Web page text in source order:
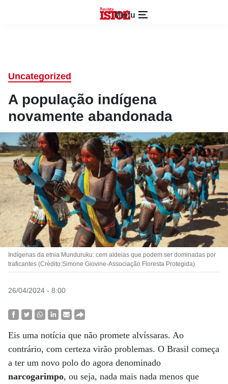
Menu
Uncategorized
A população indígena
novamente abandonada
Indígenas da etnia Munduruku: cem aldeias que podem ser dominadas por
traficantes (Crédito:Simone Giovine-Associação Floresta Protegida)
26/04/2024 - 8:00
Eis uma notícia que não promete alvíssaras. Ao
contrário, com certeza virão problemas. O Brasil começa
a ter um novo polo do agora denominado
narcogarimpo, ou seja, nada mais nada menos que